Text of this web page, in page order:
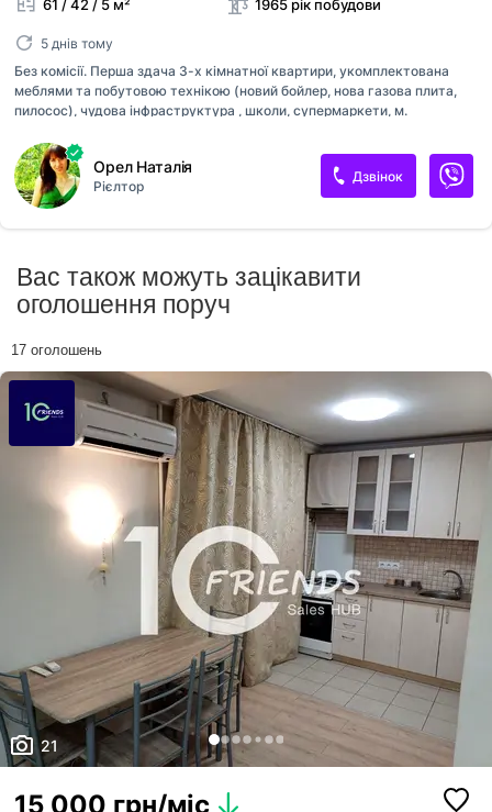
61 / 42 / 5 м²
1965 рік побудови
5 днів тому
Без комісії. Перша здача 3-х кімнатної квартири, укомплектована
меблями та побутовою технікою (новий бойлер, нова газова плита,
пилосос), чудова інфраструктура , школи, супермаркети, м.
канали із фонтанами
Орел Наталія
Рієлтор
Дзвінок
Вас також можуть зацікавити
оголошення поруч
17 оголошень
21
15 000 грн/міс